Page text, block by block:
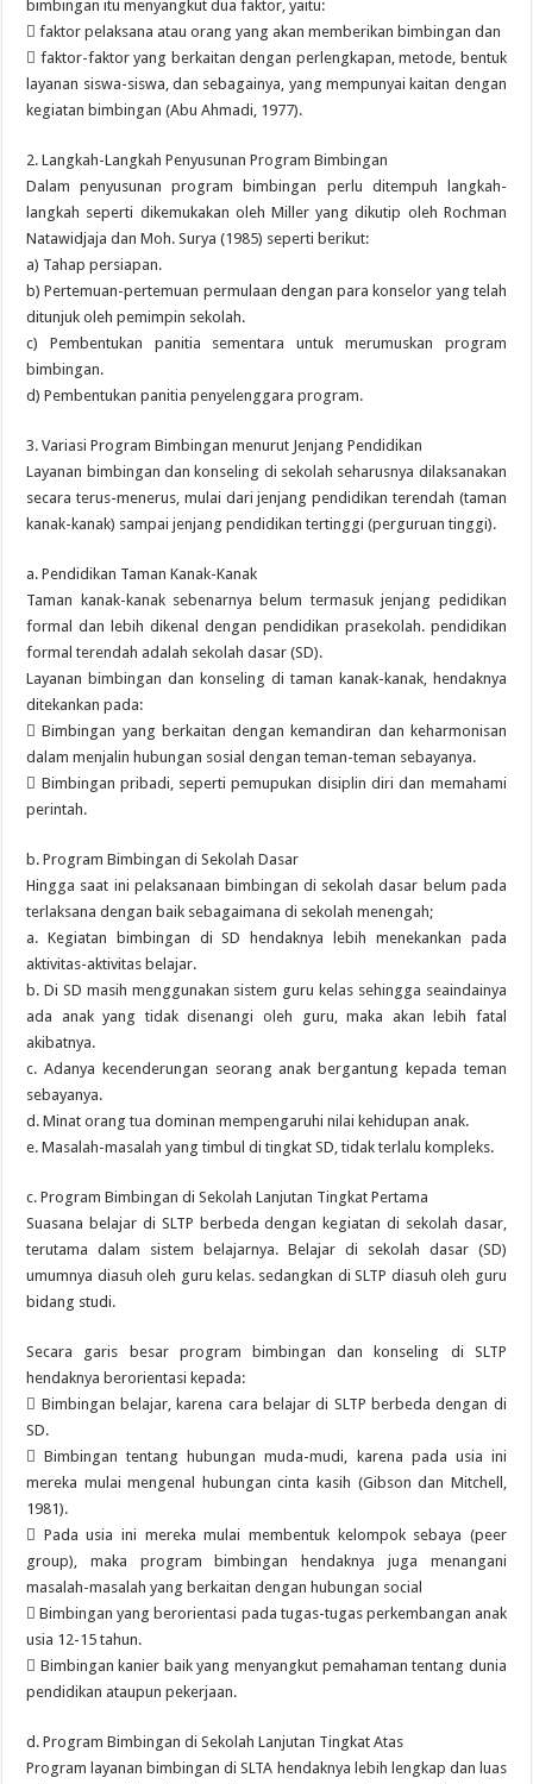
bimbingan itu menyangkut dua faktor, yaitu:
 faktor pelaksana atau orang yang akan memberikan bimbingan dan
 faktor-faktor yang berkaitan dengan perlengkapan, metode, bentuk
layanan siswa-siswa, dan sebagainya, yang mempunyai kaitan dengan
kegiatan bimbingan (Abu Ahmadi, 1977).
2. Langkah-Langkah Penyusunan Program Bimbingan
Dalam penyusunan program bimbingan perlu ditempuh langkah-
langkah seperti dikemukakan oleh Miller yang dikutip oleh Rochman
Natawidjaja dan Moh. Surya (1985) seperti berikut:
a) Tahap persiapan.
b) Pertemuan-pertemuan permulaan dengan para konselor yang telah
ditunjuk oleh pemimpin sekolah.
c) Pembentukan panitia sementara untuk merumuskan program
bimbingan.
d) Pembentukan panitia penyelenggara program.
3. Variasi Program Bimbingan menurut Jenjang Pendidikan
Layanan bimbingan dan konseling di sekolah seharusnya dilaksanakan
secara terus-menerus, mulai dari jenjang pendidikan terendah (taman
kanak-kanak) sampai jenjang pendidikan tertinggi (perguruan tinggi).
a. Pendidikan Taman Kanak-Kanak
Taman kanak-kanak sebenarnya belum termasuk jenjang pedidikan
formal dan lebih dikenal dengan pendidikan prasekolah. pendidikan
formal terendah adalah sekolah dasar (SD).
Layanan bimbingan dan konseling di taman kanak-kanak, hendaknya
ditekankan pada:
 Bimbingan yang berkaitan dengan kemandiran dan keharmonisan
dalam menjalin hubungan sosial dengan teman-teman sebayanya.
 Bimbingan pribadi, seperti pemupukan disiplin diri dan memahami
perintah.
b. Program Bimbingan di Sekolah Dasar
Hingga saat ini pelaksanaan bimbingan di sekolah dasar belum pada
terlaksana dengan baik sebagaimana di sekolah menengah;
a. Kegiatan bimbingan di SD hendaknya lebih menekankan pada
aktivitas-aktivitas belajar.
b. Di SD masih menggunakan sistem guru kelas sehingga seaindainya
ada anak yang tidak disenangi oleh guru, maka akan lebih fatal
akibatnya.
c. Adanya kecenderungan seorang anak bergantung kepada teman
sebayanya.
d. Minat orang tua dominan mempengaruhi nilai kehidupan anak.
e. Masalah-masalah yang timbul di tingkat SD, tidak terlalu kompleks.
c. Program Bimbingan di Sekolah Lanjutan Tingkat Pertama
Suasana belajar di SLTP berbeda dengan kegiatan di sekolah dasar,
terutama dalam sistem belajarnya. Belajar di sekolah dasar (SD)
umumnya diasuh oleh guru kelas. sedangkan di SLTP diasuh oleh guru
bidang studi.
Secara garis besar program bimbingan dan konseling di SLTP
hendaknya berorientasi kepada:
 Bimbingan belajar, karena cara belajar di SLTP berbeda dengan di
SD.
 Bimbingan tentang hubungan muda-mudi, karena pada usia ini
mereka mulai mengenal hubungan cinta kasih (Gibson dan Mitchell,
1981).
 Pada usia ini mereka mulai membentuk kelompok sebaya (peer
group), maka program bimbingan hendaknya juga menangani
masalah-masalah yang berkaitan dengan hubungan social
 Bimbingan yang berorientasi pada tugas-tugas perkembangan anak
usia 12-15 tahun.
 Bimbingan kanier baik yang menyangkut pemahaman tentang dunia
pendidikan ataupun pekerjaan.
d. Program Bimbingan di Sekolah Lanjutan Tingkat Atas
Program layanan bimbingan di SLTA hendaknya lebih lengkap dan luas